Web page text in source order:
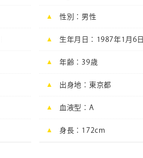
性別 男性
生年月日 1987年1月6日
年齢 39歳
出身地 東京都
血液型 A
身長 172cm